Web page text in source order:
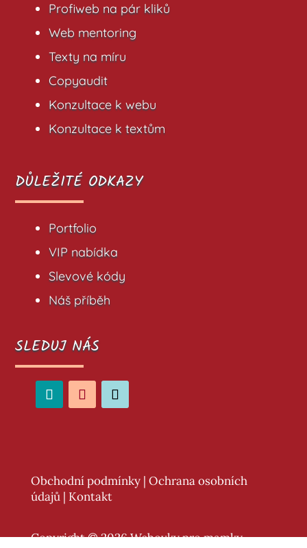
Profiweb na pár kliků
Web mentoring
Texty na míru
Copyaudit
Konzultace k webu
Konzultace k textům
DŮLEŽITÉ ODKAZY
Portfolio
VIP nabídka
Slevové kódy
Náš příběh
SLEDUJ NÁS
Obchodní podmínky | Ochrana osobních
údajů| Kontakt
Copyright © 2026 Webovky pro mamky